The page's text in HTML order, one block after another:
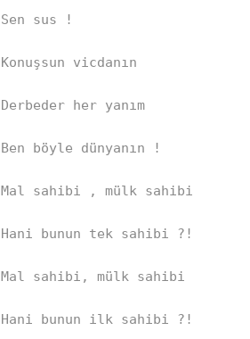
Sen sus !
Konuşsun vicdanın
Derbeder her yanım
Ben böyle dünyanın !
Mal sahibi , mülk sahibi
Hani bunun tek sahibi ?!
Mal sahibi, mülk sahibi
Hani bunun ilk sahibi ?!